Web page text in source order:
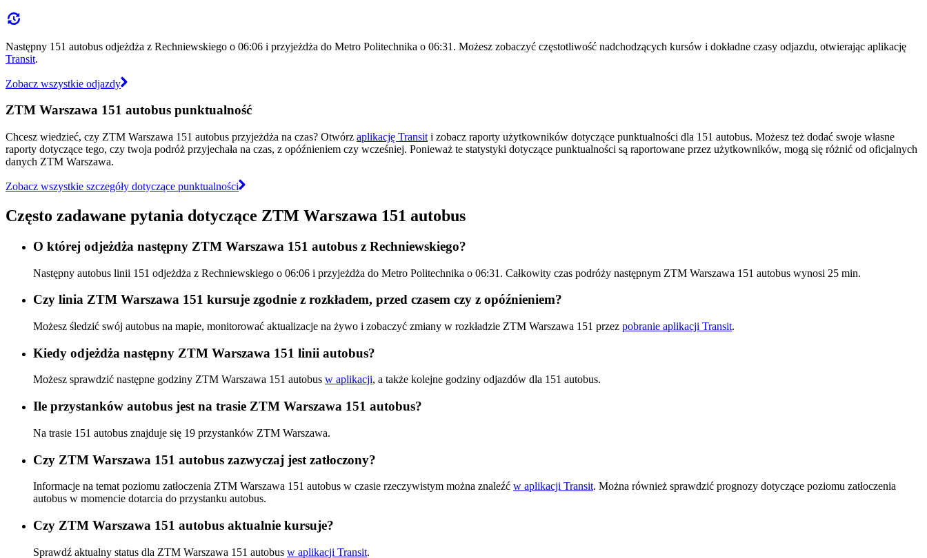
Następny 151 autobus odjeżdża z Rechniewskiego o 06:06 i przyjeżdża do Metro Politechnika o 06:31. Możesz zobaczyć częstotliwość nadchodzących kursów i dokładne czasy odjazdu, otwierając aplikację
Transit.
Zobacz wszystkie odjazdy
ZTM Warszawa 151 autobus punktualność
Chcesz wiedzieć, czy ZTM Warszawa 151 autobus przyjeżdża na czas? Otwórz aplikację Transit i zobacz raporty użytkowników dotyczące punktualności dla 151 autobus. Możesz też dodać swoje własne
raporty dotyczące tego, czy twoja podróż przyjechała na czas, z opóźnieniem czy wcześniej. Ponieważ te statystyki dotyczące punktualności są raportowane przez użytkowników, mogą się różnić od oficjalnych
danych ZTM Warszawa.
Zobacz wszystkie szczegóły dotyczące punktualności
Często zadawane pytania dotyczące ZTM Warszawa 151 autobus
O której odjeżdża następny ZTM Warszawa 151 autobus z Rechniewskiego?
Następny autobus linii 151 odjeżdża z Rechniewskiego o 06:06 i przyjeżdża do Metro Politechnika o 06:31. Całkowity czas podróży następnym ZTM Warszawa 151 autobus wynosi 25 min.
Czy linia ZTM Warszawa 151 kursuje zgodnie z rozkładem, przed czasem czy z opóźnieniem?
Możesz śledzić swój autobus na mapie, monitorować aktualizacje na żywo i zobaczyć zmiany w rozkładzie ZTM Warszawa 151 przez pobranie aplikacji Transit.
Kiedy odjeżdża następny ZTM Warszawa 151 linii autobus?
Możesz sprawdzić następne godziny ZTM Warszawa 151 autobus w aplikacji, a także kolejne godziny odjazdów dla 151 autobus.
Ile przystanków autobus jest na trasie ZTM Warszawa 151 autobus?
Na trasie 151 autobus znajduje się 19 przystanków ZTM Warszawa.
Czy ZTM Warszawa 151 autobus zazwyczaj jest zatłoczony?
Informacje na temat poziomu zatłoczenia ZTM Warszawa 151 autobus w czasie rzeczywistym można znaleźć w aplikacji Transit. Można również sprawdzić prognozy dotyczące poziomu zatłoczenia
autobus w momencie dotarcia do przystanku autobus.
Czy ZTM Warszawa 151 autobus aktualnie kursuje?
Sprawdź aktualny status dla ZTM Warszawa 151 autobus w aplikacji Transit.